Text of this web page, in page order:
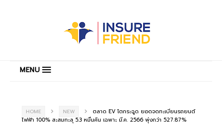
MENU
HOME NEW
ตลาด EV โตกระฉูด ยอดจดทะเบียนรถยนต์
ไฟฟ้า 100% สะสมทะลุ 5.3 หมื่นคัน เฉพาะ มี.ค. 2566 พุ่งกว่า 527.87%